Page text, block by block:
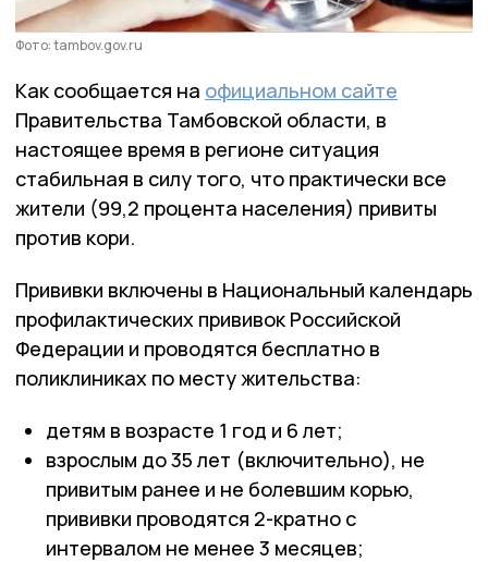
Фото: tambov.gov.ru
Как сообщается на официальном сайте
Правительства Тамбовской области, в
настоящее время в регионе ситуация
стабильная в силу того, что практически все
жители (99,2 процента населения) привиты
против кори.
Прививки включены в Национальный календарь
профилактических прививок Российской
Федерации и проводятся бесплатно в
поликлиниках по месту жительства:
детям в возрасте 1 год и 6 лет;
взрослым до 35 лет (включительно), не
привитым ранее и не болевшим корью,
прививки проводятся 2-кратно с
интервалом не менее 3 месяцев;